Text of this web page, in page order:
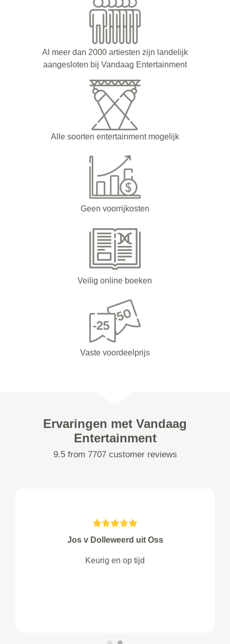
Al meer dan 2000 artiesten zijn landelijk
aangesloten bij Vandaag Entertainment
Alle soorten entertainment mogelijk
Geen voorrijkosten
Veilig online boeken
Vaste voordeelprijs
Ervaringen met Vandaag
Entertainment
9.5 from 7707 customer reviews
Jos v Dolleweerd uit Oss
Keurig en op tijd